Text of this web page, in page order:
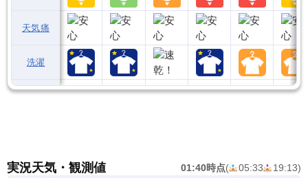
天気痛
洗濯
実況天気・観測値 01:40時点( 05:33 19:13)